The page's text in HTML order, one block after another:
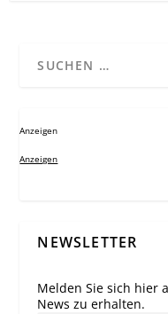
Anzeigen
Anzeigen
NEWSLETTER
Melden Sie sich hier
News zu erhalten.